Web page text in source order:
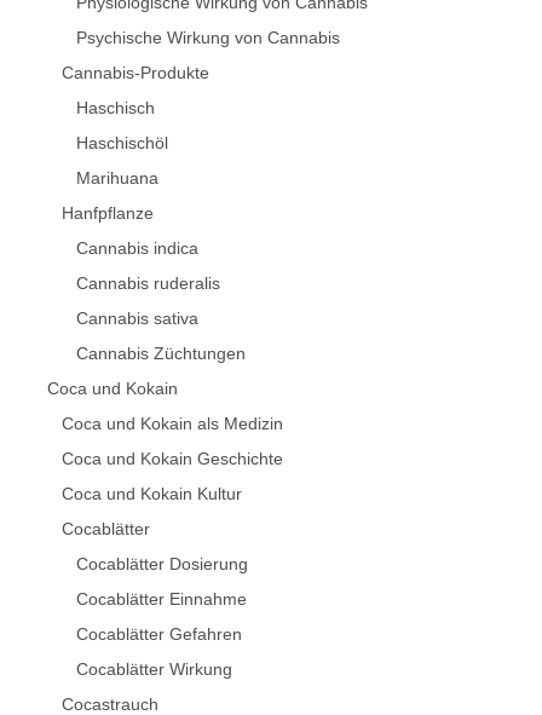
Psychische Wirkung von Cannabis
Cannabis-Produkte
Haschisch
Haschischöl
Marihuana
Hanfpflanze
Cannabis indica
Cannabis ruderalis
Cannabis sativa
Cannabis Züchtungen
Coca und Kokain
Coca und Kokain als Medizin
Coca und Kokain Geschichte
Coca und Kokain Kultur
Cocablätter
Cocablätter Dosierung
Cocablätter Einnahme
Cocablätter Gefahren
Cocablätter Wirkung
Cocastrauch